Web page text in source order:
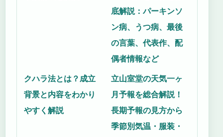
底解説：パーキンソ
ン病、うつ病、最後
の言葉、代表作、配
偶者情報など
クハラ法とは？成立
背景と内容をわかり
やすく解説
立山室堂の天気一ヶ
月予報を総合解説！
長期予報の見方から
季節別気温・服装・